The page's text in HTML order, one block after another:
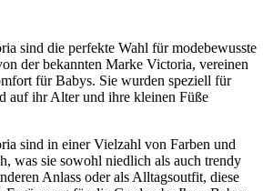
sind die perfekte Wahl für modebewusste
der bekannten Marke Victoria, vereinen
für Babys. Sie wurden speziell für
auf ihr Alter und ihre kleinen Füße
sind in einer Vielzahl von Farben und
was sie sowohl niedlich als auch trendy
Anlass oder als Alltagsoutfit, diese